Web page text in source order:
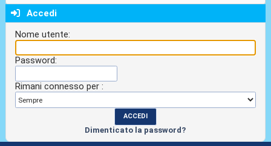
Accedi
Nome utente:
Password:
Rimani connesso per :
Dimenticato la password?